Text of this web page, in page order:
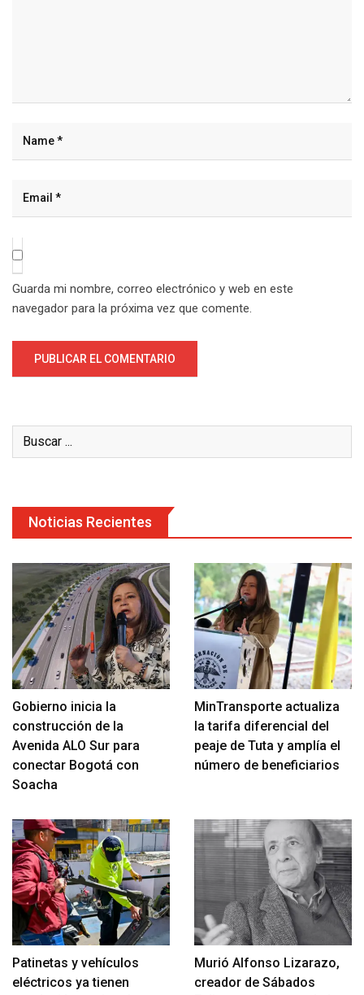
Guarda mi nombre, correo electrónico y web en este
navegador para la próxima vez que comente.
Noticias Recientes
Gobierno inicia la
construcción de la
Avenida ALO Sur para
conectar Bogotá con
Soacha
MinTransporte actualiza
la tarifa diferencial del
peaje de Tuta y amplía el
número de beneficiarios
Patinetas y vehículos
eléctricos ya tienen
Murió Alfonso Lizarazo,
creador de Sábados